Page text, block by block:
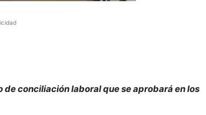
conciliación laboral que se aprobará en los